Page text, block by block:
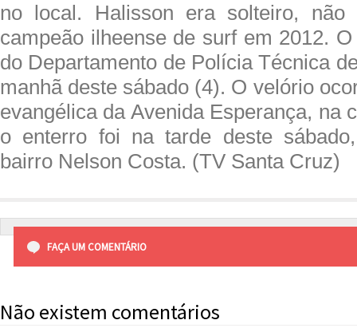
no local. Halisson era solteiro,
campeão ilheense de surf em 2012.
do Departamento de Polícia Técnica
manhã deste sábado (4). O velório
evangélica da Avenida Esperança, na
o enterro foi na tarde deste
bairro Nelson Costa. (TV Santa Cruz)
FAÇA UM COMENTÁRIO
Não existem comentários